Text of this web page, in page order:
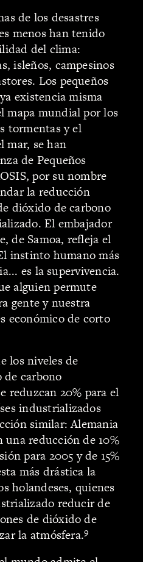
de los desastres
menos han tenido
del clima:
isleños, campesinos
Los pequeños
existencia misma
mapa mundial por los
tormentas y el
mar, se han
de Pequeños
por su nombre
la reducción
dióxido de carbono
El embajador
de Samoa, refleja el
instinto humano más
es la supervivencia.
alguien permute
gente y nuestra
económico de corto
los niveles de
carbono
reduzcan 20% para el
industrializados
similar: Alemania
reducción de 10%
para 2005 y de 15%
más drástica la
holandeses, quienes
reducir de
de dióxido de
la atmósfera.9